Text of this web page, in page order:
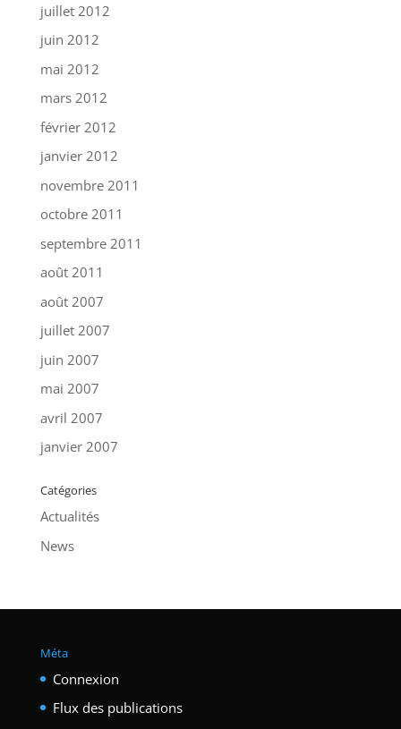
juillet 2012
juin 2012
mai 2012
mars 2012
février 2012
janvier 2012
novembre 2011
octobre 2011
septembre 2011
août 2011
août 2007
juillet 2007
juin 2007
mai 2007
avril 2007
janvier 2007
Catégories
Actualités
News
Méta
Connexion
Flux des publications